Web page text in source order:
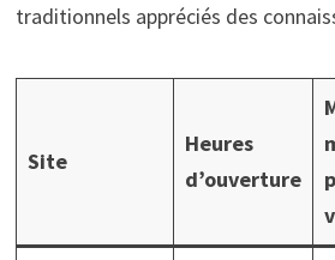
traditionnels appréciés des
Site
Heures
d’ouverture